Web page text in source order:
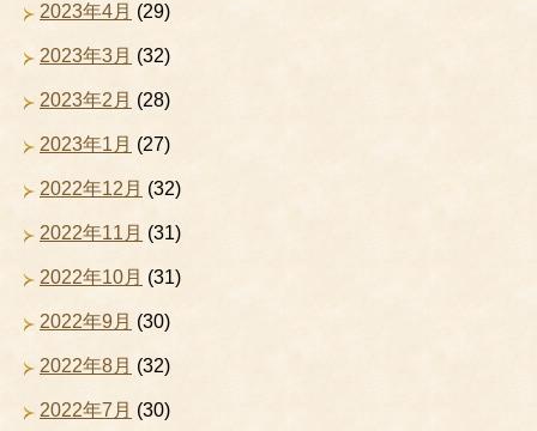
2023年4月 (29)
2023年3月 (32)
2023年2月 (28)
2023年1月 (27)
2022年12月 (32)
2022年11月 (31)
2022年10月 (31)
2022年9月 (30)
2022年8月 (32)
2022年7月 (30)